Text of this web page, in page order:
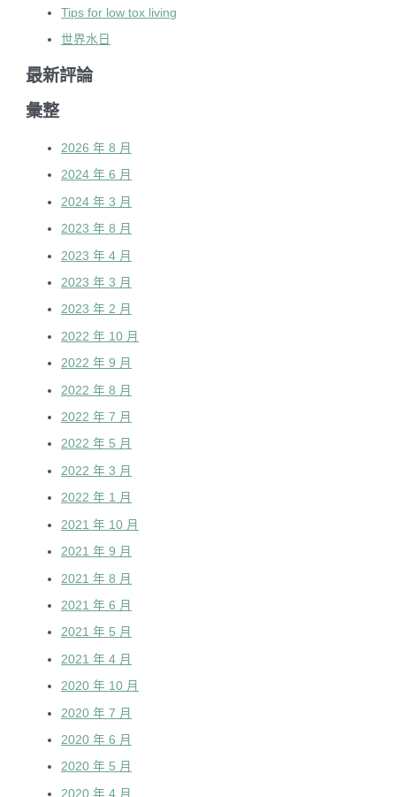
Tips for low tox living
世界水日
最新評論
彙整
2026 年 8 月
2024 年 6 月
2024 年 3 月
2023 年 8 月
2023 年 4 月
2023 年 3 月
2023 年 2 月
2022 年 10 月
2022 年 9 月
2022 年 8 月
2022 年 7 月
2022 年 5 月
2022 年 3 月
2022 年 1 月
2021 年 10 月
2021 年 9 月
2021 年 8 月
2021 年 6 月
2021 年 5 月
2021 年 4 月
2020 年 10 月
2020 年 7 月
2020 年 6 月
2020 年 5 月
2020 年 4 月